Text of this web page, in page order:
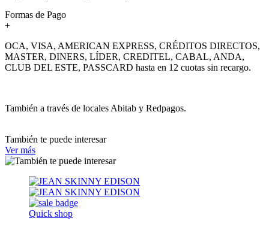
Formas de Pago
+
OCA, VISA, AMERICAN EXPRESS, CRÉDITOS DIRECTOS,
MASTER, DINERS, LÍDER, CREDITEL, CABAL, ANDA,
CLUB DEL ESTE, PASSCARD hasta en 12 cuotas sin recargo.
También a través de locales Abitab y Redpagos.
También te puede interesar
Ver más
Quick shop